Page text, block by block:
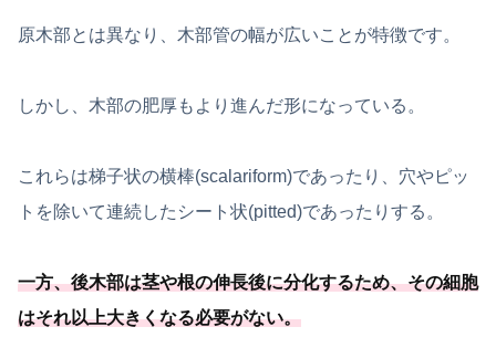
原木部とは異なり、木部管の幅が広いことが特徴です。
しかし、木部の肥厚もより進んだ形になっている。
これらは梯子状の横棒(scalariform)であったり、穴やピッ
トを除いて連続したシート状(pitted)であったりする。
一方、後木部は茎や根の伸長後に分化するため、その細胞
はそれ以上大きくなる必要がない。